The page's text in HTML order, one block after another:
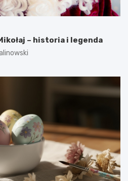
– historia i legenda